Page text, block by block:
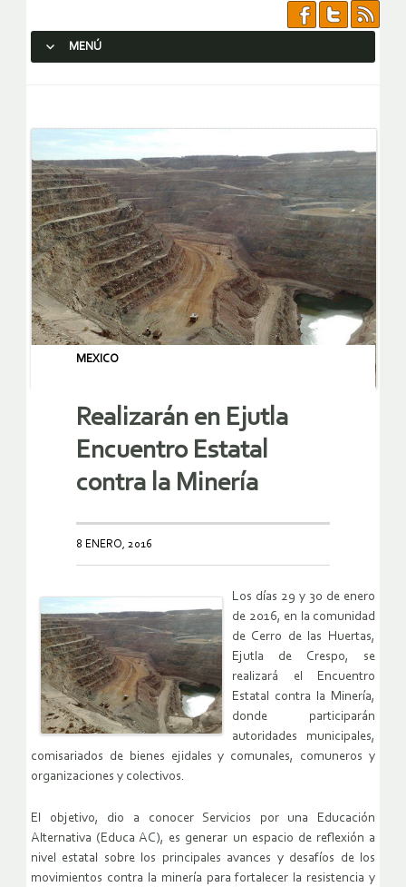
MENÚ
MEXICO
Realizarán en Ejutla
Encuentro Estatal
contra la Minería
8 ENERO, 2016
Los días 29 y 30 de enero
de 2016, en la comunidad
de Cerro de las Huertas,
Ejutla de Crespo, se
realizará el Encuentro
Estatal contra la Minería,
donde participarán
autoridades municipales,
comisariados de bienes ejidales y comunales, comuneros y
organizaciones y colectivos.
El objetivo, dio a conocer Servicios por una Educación
Alternativa (Educa AC), es generar un espacio de reflexión a
nivel estatal sobre los principales avances y desafíos de los
movimientos contra la minería para fortalecer la resistencia y